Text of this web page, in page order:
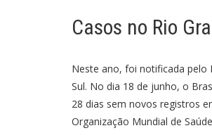
Casos no Rio
Neste ano, foi notificada pelo
Sul. No dia 18 de junho, o
28 dias sem novos registros
Organização Mundial de